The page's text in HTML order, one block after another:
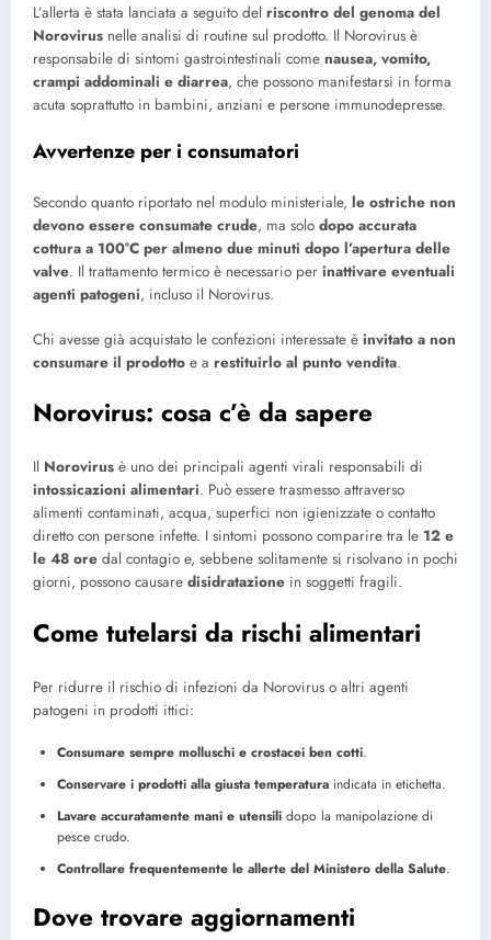
L’allerta è stata lanciata a seguito del riscontro del genoma del
Norovirus nelle analisi di routine sul prodotto. Il Norovirus è
responsabile di sintomi gastrointestinali come nausea, vomito,
crampi addominali e diarrea, che possono manifestarsi in forma
acuta soprattutto in bambini, anziani e persone immunodepresse.
Avvertenze per i consumatori
Secondo quanto riportato nel modulo ministeriale, le ostriche non
devono essere consumate crude, ma solo dopo accurata
cottura a 100°C per almeno due minuti dopo l’apertura delle
valve. Il trattamento termico è necessario per inattivare eventuali
agenti patogeni, incluso il Norovirus.
Chi avesse già acquistato le confezioni interessate è invitato a non
consumare il prodotto e a restituirlo al punto vendita.
Norovirus: cosa c’è da sapere
Il Norovirus è uno dei principali agenti virali responsabili di
intossicazioni alimentari. Può essere trasmesso attraverso
alimenti contaminati, acqua, superfici non igienizzate o contatto
diretto con persone infette. I sintomi possono comparire tra le 12 e
le 48 ore dal contagio e, sebbene solitamente si risolvano in pochi
giorni, possono causare disidratazione in soggetti fragili.
Come tutelarsi da rischi alimentari
Per ridurre il rischio di infezioni da Norovirus o altri agenti
patogeni in prodotti ittici:
Consumare sempre molluschi e crostacei ben cotti.
Conservare i prodotti alla giusta temperatura indicata in etichetta.
Lavare accuratamente mani e utensili dopo la manipolazione di
pesce crudo.
Controllare frequentemente le allerte del Ministero della Salute.
Dove trovare aggiornamenti